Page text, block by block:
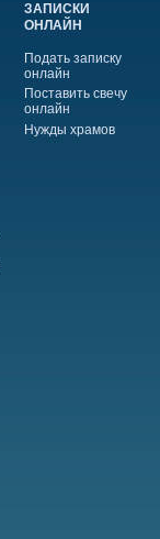
ЗАПИСКИ
ОНЛАЙН
Подать записку
онлайн
Поставить свечу
онлайн
Нужды храмов